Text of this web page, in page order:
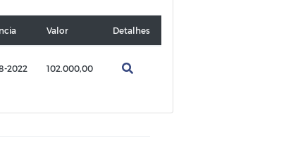
Valor Detalhes
2022 102.000,00